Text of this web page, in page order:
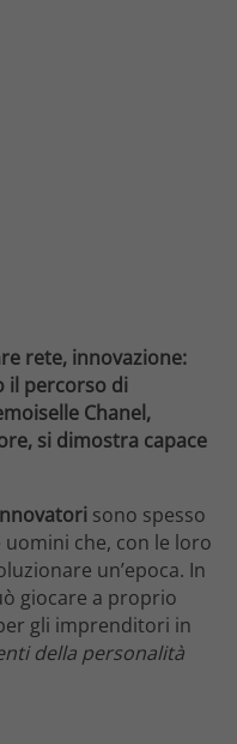
rete, innovazione:
il percorso di
Chanel,
si dimostra capace
sono spesso
uomini che, con le loro
un’epoca. In
giocare a proprio
gli imprenditori in
della personalità